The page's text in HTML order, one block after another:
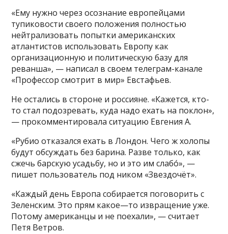
«Ему нужно через осознание европейцами
тупиковости своего положения полностью
нейтрализовать попытки американских
атлантистов использовать Европу как
организационную и политическую базу для
реванша», — написал в своем телеграм-канале
«Профессор смотрит в мир» Евстафьев.
Не остались в стороне и россияне. «Кажется, кто-
то стал подозревать, куда надо ехать на поклон»,
— прокомментировала ситуацию Евгения А.
«Рубио отказался ехать в Лондон. Чего ж холопы
будут обсуждать без барина. Разве только, как
сжечь барскую усадьбу, но и это им слабо́», —
пишет пользователь под ником «Звездочёт».
«Каждый день Европа собирается поговорить с
Зеленским. Это прям какое—то извращение уже.
Потому американцы и не поехали», — считает
Петя Ветров.